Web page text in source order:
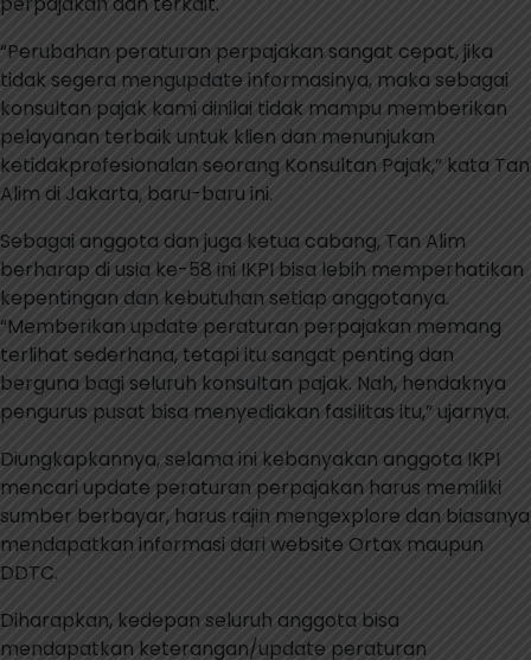
“Perubahan peraturan perpajakan sangat cepat, jika
tidak segera mengupdate informasinya, maka sebagai
konsultan pajak kami dinilai tidak mampu memberikan
pelayanan terbaik untuk klien dan menunjukan
ketidakprofesionalan seorang Konsultan Pajak,” kata Tan
Alim di Jakarta, baru-baru ini.
Sebagai anggota dan juga ketua cabang, Tan Alim
berharap di usia ke-58 ini IKPI bisa lebih memperhatikan
kepentingan dan kebutuhan setiap anggotanya.
“Memberikan update peraturan perpajakan memang
terlihat sederhana, tetapi itu sangat penting dan
berguna bagi seluruh konsultan pajak. Nah, hendaknya
pengurus pusat bisa menyediakan fasilitas itu,” ujarnya.
Diungkapkannya, selama ini kebanyakan anggota IKPI
mencari update peraturan perpajakan harus memiliki
sumber berbayar, harus rajin mengexplore dan biasanya
mendapatkan informasi dari website Ortax maupun
DDTC.
Diharapkan, kedepan seluruh anggota bisa
mendapatkan keterangan/update peraturan